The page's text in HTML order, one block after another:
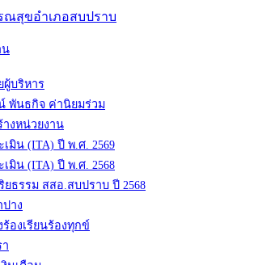
ขอำเภอสบปราบ
น
ผู้บริหาร
พันธกิจ ค่านิยมร่วม
างหน่วยงาน
เมิน (ITA) ปี พ.ศ. 2569
เมิน (ITA) ปี พ.ศ. 2568
ยธรรม สสอ.สบปราบ ปี 2568
ปาง
ร้องเรียนร้องทุกข์